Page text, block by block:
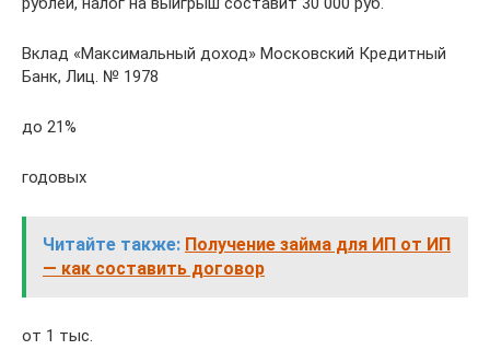
Вклад «Максимальный доход» Московский Кредитный
Банк, Лиц. № 1978
до 21%
годовых
Читайте также: Получение займа для ИП от ИП
— как составить договор
от 1 тыс.